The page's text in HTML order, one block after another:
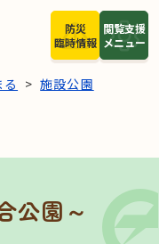
閲覧支援
メニュー
防災
臨時情報
施設公園
公園～